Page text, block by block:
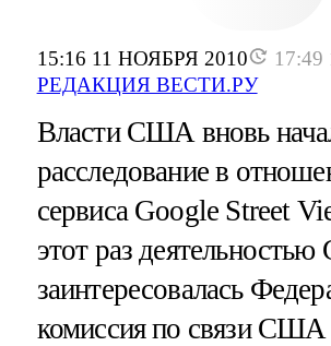
15:16 11 НОЯБРЯ 2010
17:49
РЕДАКЦИЯ ВЕСТИ.РУ
Власти США вновь
расследование в
сервиса Google Street
этот раз деятельностью
заинтересовалась
комиссия по связи